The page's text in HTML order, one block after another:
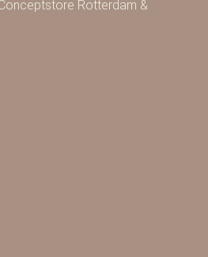
Rotterdam &